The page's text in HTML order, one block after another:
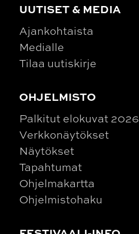
UUTISET & MEDIA
Ajankohtaista
Medialle
Tilaa uutiskirje
OHJELMISTO
Palkitut elokuvat 2026
Verkkonäytökset
Näytökset
Tapahtumat
Ohjelmakartta
Ohjelmistohaku